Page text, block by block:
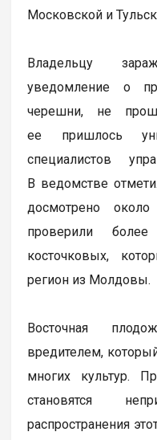
Московской и
Владельцу
уведомление о
черешни, не
ее пришлось
специалистов
В ведомстве
досмотрено
проверили
косточковых,
регион из Молдовы.
Восточная
вредителем,
многих культур.
становятся
распространения